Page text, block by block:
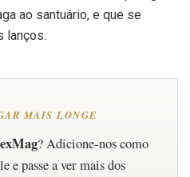
ao santuário, e que se
lanços.
MAIS LONGE
? Adicione-nos como
e passe a ver mais dos